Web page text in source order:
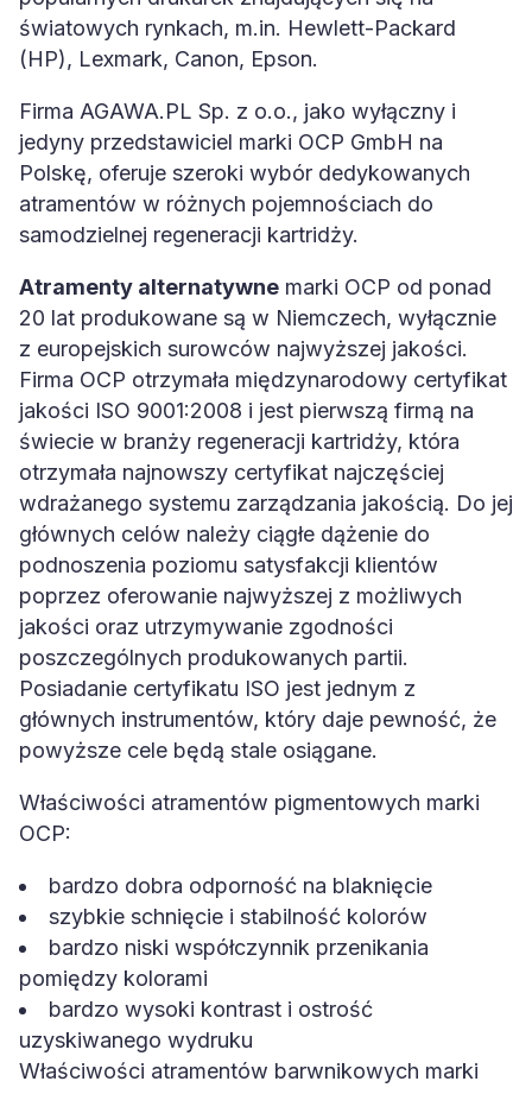
światowych rynkach, m.in. Hewlett-Packard
(HP), Lexmark, Canon, Epson.
Firma AGAWA.PL Sp. z o.o., jako wyłączny i
jedyny przedstawiciel marki OCP GmbH na
Polskę, oferuje szeroki wybór dedykowanych
atramentów w różnych pojemnościach do
samodzielnej regeneracji kartridży.
Atramenty alternatywne marki OCP od ponad
20 lat produkowane są w Niemczech, wyłącznie
z europejskich surowców najwyższej jakości.
Firma OCP otrzymała międzynarodowy certyfikat
jakości ISO 9001:2008 i jest pierwszą firmą na
świecie w branży regeneracji kartridży, która
otrzymała najnowszy certyfikat najczęściej
wdrażanego systemu zarządzania jakością. Do jej
głównych celów należy ciągłe dążenie do
podnoszenia poziomu satysfakcji klientów
poprzez oferowanie najwyższej z możliwych
jakości oraz utrzymywanie zgodności
poszczególnych produkowanych partii.
Posiadanie certyfikatu ISO jest jednym z
głównych instrumentów, który daje pewność, że
powyższe cele będą stale osiągane.
Właściwości atramentów pigmentowych marki
OCP:
bardzo dobra odporność na blaknięcie
szybkie schnięcie i stabilność kolorów
bardzo niski współczynnik przenikania
pomiędzy kolorami
bardzo wysoki kontrast i ostrość
uzyskiwanego wydruku
Właściwości atramentów barwnikowych marki